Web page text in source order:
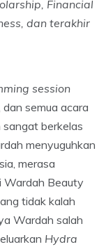
Financial
dan terakhir
session
semua acara
sangat berkelas
menyuguhkan
merasa
Wardah Beauty
tidak kalah
Wardah salah
Hydra